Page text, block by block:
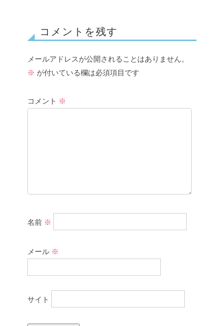
コメントを残す
メールアドレスが公開されることはありません。
※ が付いている欄は必須項目です
コメント ※
名前 ※
メール ※
サイト